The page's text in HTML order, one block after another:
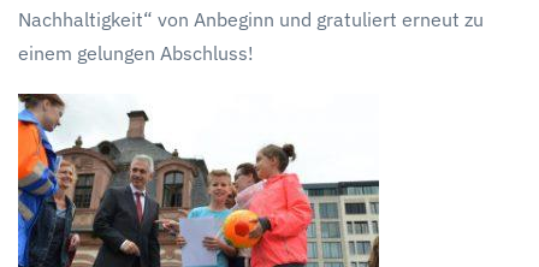
Nachhaltigkeit“ von Anbeginn und gratuliert erneut zu
einem gelungen Abschluss!